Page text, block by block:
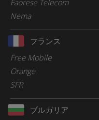
Faorese Telecom
Nema
フランス
Free Mobile
Orange
SFR
ブルガリア